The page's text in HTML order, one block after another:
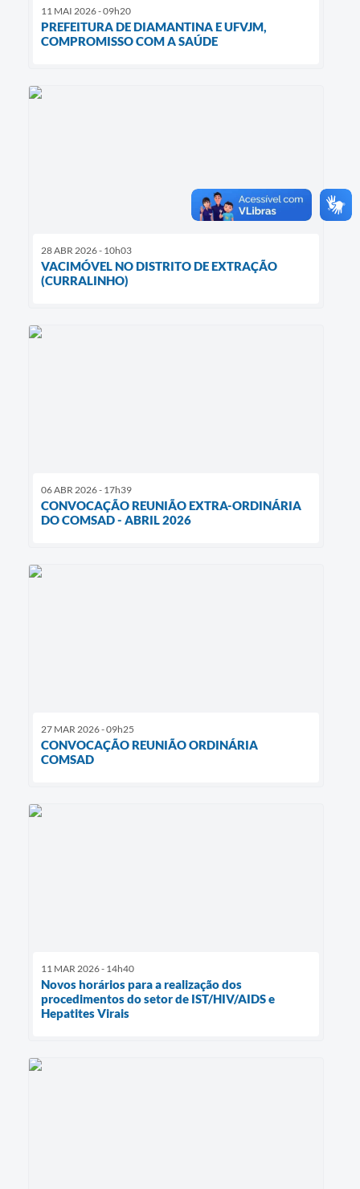
11 MAI 2026 - 09h20
PREFEITURA DE DIAMANTINA E UFVJM,
COMPROMISSO COM A SAÚDE
28 ABR 2026 - 10h03
VACIMÓVEL NO DISTRITO DE EXTRAÇÃO
(CURRALINHO)
06 ABR 2026 - 17h39
CONVOCAÇÃO REUNIÃO EXTRA-ORDINÁRIA
DO COMSAD - ABRIL 2026
27 MAR 2026 - 09h25
CONVOCAÇÃO REUNIÃO ORDINÁRIA
COMSAD
11 MAR 2026 - 14h40
Novos horários para a realização dos
procedimentos do setor de IST/HIV/AIDS e
Hepatites Virais